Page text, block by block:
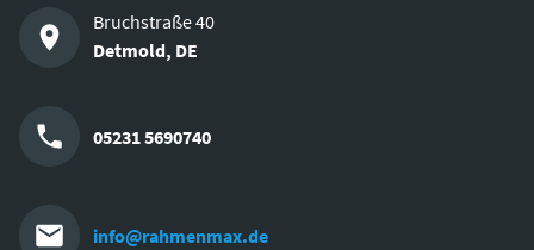
Bruchstraße 40
Detmold, DE
05231 5690740
info@rahmenmax.de